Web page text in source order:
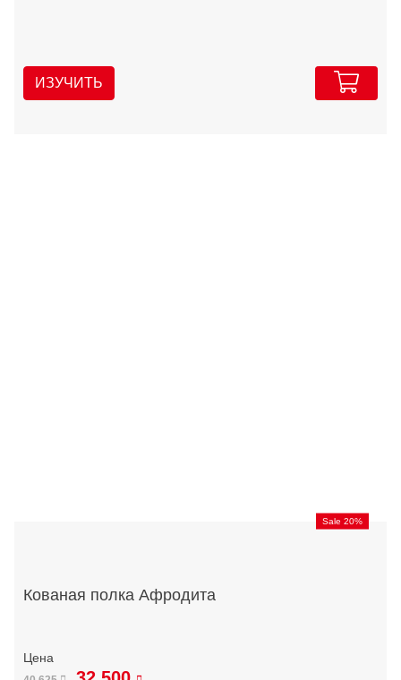
ИЗУЧИТЬ
Sale 20%
Кованая полка Афродита